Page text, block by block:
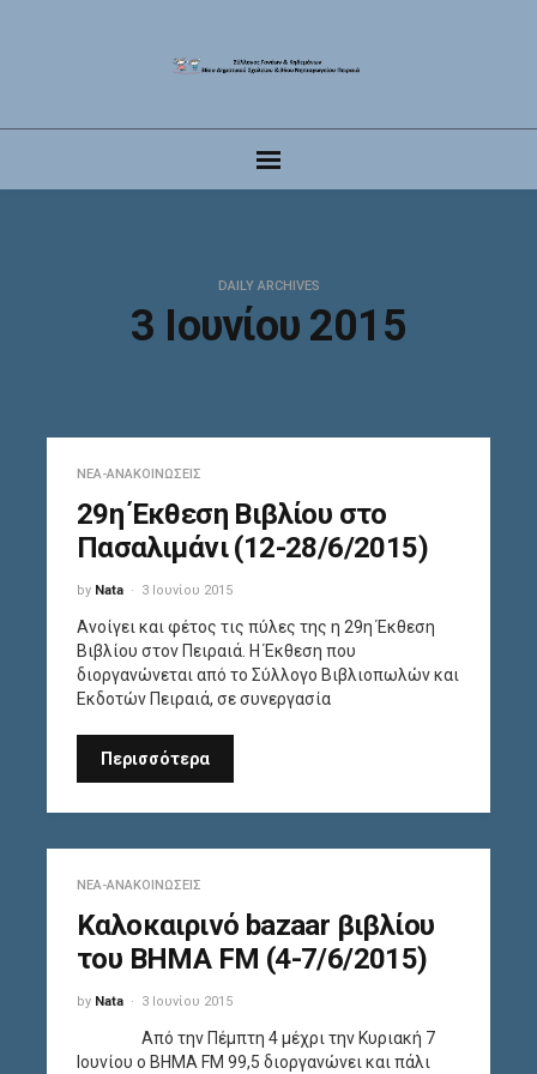
DAILY ARCHIVES
3 Ιουνίου 2015
ΝΈΑ-ΑΝΑΚΟΙΝΏΣΕΙΣ
29η Έκθεση Βιβλίου στο
Πασαλιμάνι (12-28/6/2015)
by Nata 3 Ιουνίου 2015
Ανοίγει και φέτος τις πύλες της η 29η Έκθεση
Βιβλίου στον Πειραιά. Η Έκθεση που
διοργανώνεται από το Σύλλογο Βιβλιοπωλών και
Εκδοτών Πειραιά, σε συνεργασία
Περισσότερα
ΝΈΑ-ΑΝΑΚΟΙΝΏΣΕΙΣ
Καλοκαιρινό bazaar βιβλίου
του ΒΗΜΑ FM (4-7/6/2015)
by Nata 3 Ιουνίου 2015
Από την Πέμπτη 4 μέχρι την Κυριακή 7
Ιουνίου ο ΒΗΜΑ FM 99,5 διοργανώνει και πάλι